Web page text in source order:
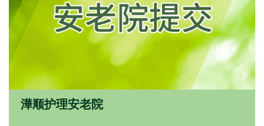
澕顺护理安老院